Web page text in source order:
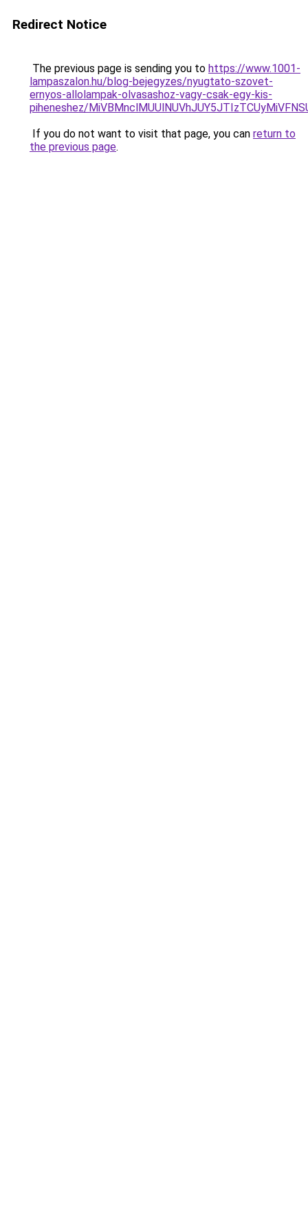
Redirect Notice
The previous page is sending you to https://www.1001-
lampaszalon.hu/blog-bejegyzes/nyugtato-szovet-
ernyos-allolampak-olvasashoz-vagy-csak-egy-kis-
piheneshez/
If you do not want to visit that page, you can return to
the previous page.